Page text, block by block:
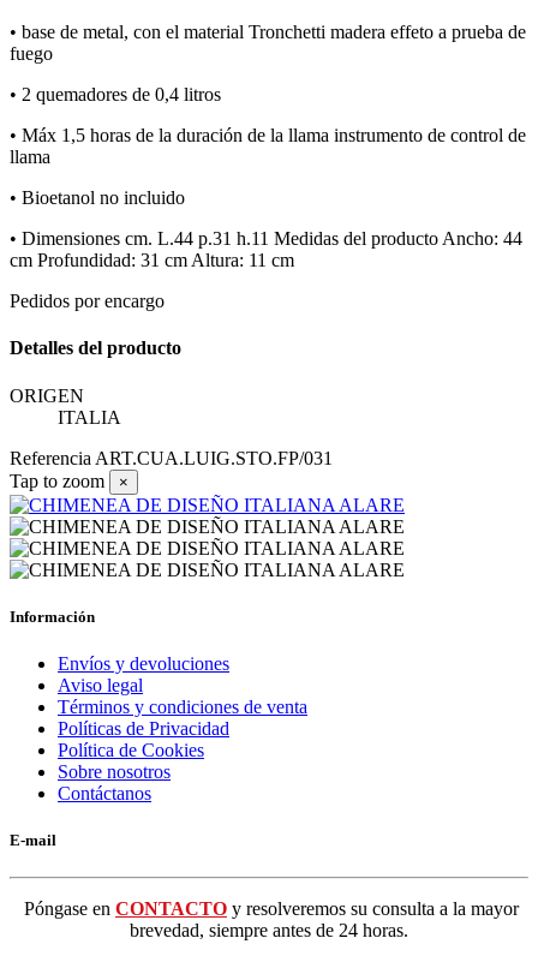
• base de metal, con el material Tronchetti madera effeto a prueba de
fuego
• 2 quemadores de 0,4 litros
• Máx 1,5 horas de la duración de la llama instrumento de control de
llama
• Bioetanol no incluido
• Dimensiones cm. L.44 p.31 h.11 Medidas del producto Ancho: 44
cm Profundidad: 31 cm Altura: 11 cm
Pedidos por encargo
Detalles del producto
ORIGEN
ITALIA
Referencia ART.CUA.LUIG.STO.FP/031
Tap to zoom
×
Información
Envíos y devoluciones
Aviso legal
Términos y condiciones de venta
Políticas de Privacidad
Política de Cookies
Sobre nosotros
Contáctanos
E-mail
Póngase en CONTACTO y resolveremos su consulta a la mayor
brevedad, siempre antes de 24 horas.